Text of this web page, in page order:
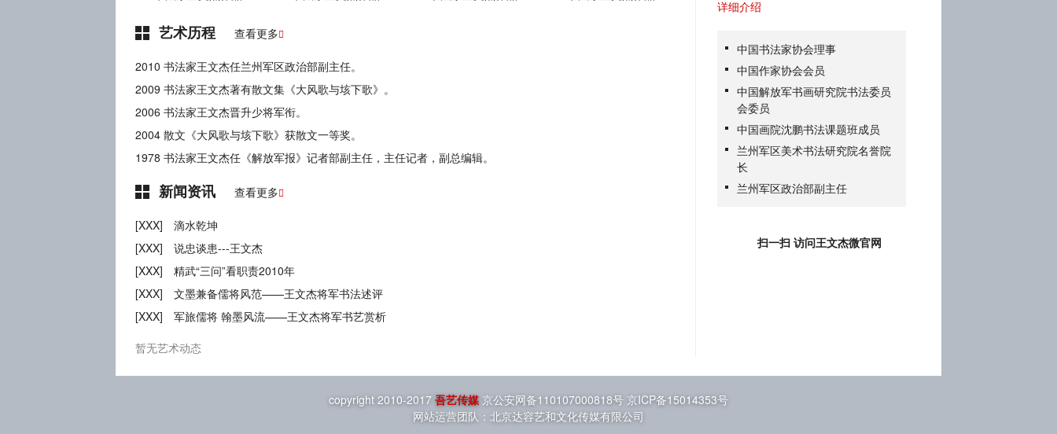
艺术历程 查看更多
2010 书法家王文杰任兰州军区政治部副主任。
2009 书法家王文杰著有散文集《大风歌与垓下歌》。
2006 书法家王文杰晋升少将军衔。
2004 散文《大风歌与垓下歌》获散文一等奖。
1978 书法家王文杰任《解放军报》记者部副主任，主任记者，副总编辑。
新闻资讯 查看更多
[XXX]
滴水乾坤
[XXX]
说忠谈患---王文杰
[XXX]
精武“三问”看职责2010年
[XXX]
文墨兼备儒将风范——王文杰将军书法述评
[XXX]
军旅儒将 翰墨风流——王文杰将军书艺赏析
暂无艺术动态
详细介绍
中国书法家协会理事
中国作家协会会员
中国解放军书画研究院书法委员
会委员
中国画院沈鹏书法课题班成员
兰州军区美术书法研究院名誉院
长
兰州军区政治部副主任
扫一扫 访问王文杰微官网
copyright 2010-2017 吾艺传媒京公安网备110107000818号 京ICP备15014353号
网站运营团队：北京达容艺和文化传媒有限公司